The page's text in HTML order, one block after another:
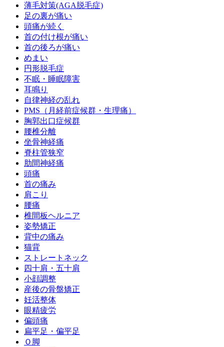
薄毛対策(AGA脱毛症)
足の裏が痛い
頭痛が続く
首の付け根が痛い
首の後ろが痛い
めまい
円形脱毛症
不眠・睡眠障害
耳鳴り
自律神経の乱れ
PMS（月経前症候群・生理痛）
胸郭出口症候群
腰椎分離
坐骨神経痛
脊柱管狭窄
肋間神経痛
頭痛
首の痛み
肩こり
腰痛
椎間板ヘルニア
姿勢矯正
背中の痛み
猫背
ストレートネック
四十肩・五十肩
小顔調整
産後の骨盤矯正
妊活整体
眼精疲労
偏頭痛
扁平足・偏平足
Ｏ脚